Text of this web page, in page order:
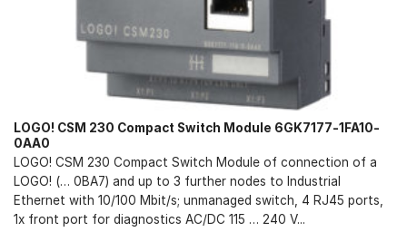
LOGO! CSM 230 Compact Switch Module 6GK7177-1FA10-
0AA0
LOGO! CSM 230 Compact Switch Module of connection of a
LOGO! (… 0BA7) and up to 3 further nodes to Industrial
Ethernet with 10/100 Mbit/s; unmanaged switch, 4 RJ45 ports,
1x front port for diagnostics AC/DC 115 … 240 V...